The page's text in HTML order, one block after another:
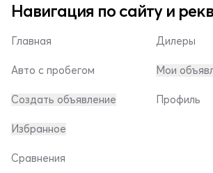
Навигация по сайту и
Главная
Авто с пробегом
Создать объявление
Дилеры
Мои
Профиль
Избранное
Сравнения